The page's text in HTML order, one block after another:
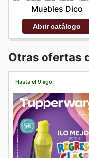
Muebles Dico
Abrir catálogo
Otras ofertas
Hasta el 9 ago.